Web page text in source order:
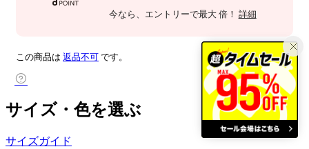
今なら 、エントリーで最大 倍！ 詳細
この商品は 返品不可 です。
サイズ・色を選ぶ
サイズガイド